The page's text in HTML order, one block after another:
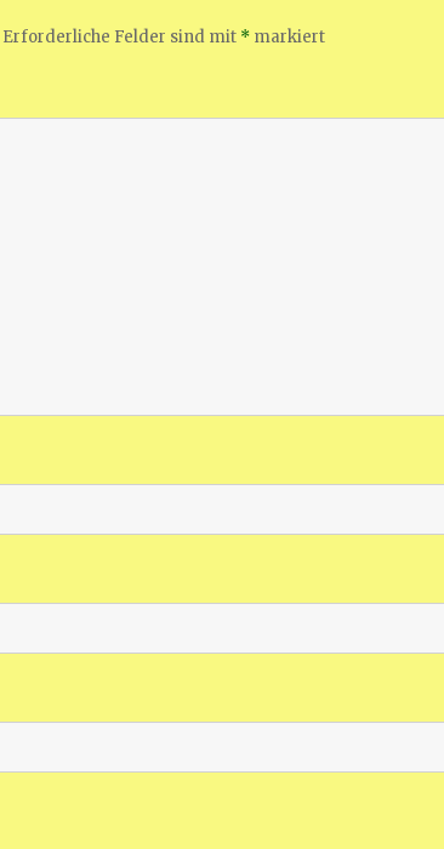
Erforderliche Felder sind mit * markiert